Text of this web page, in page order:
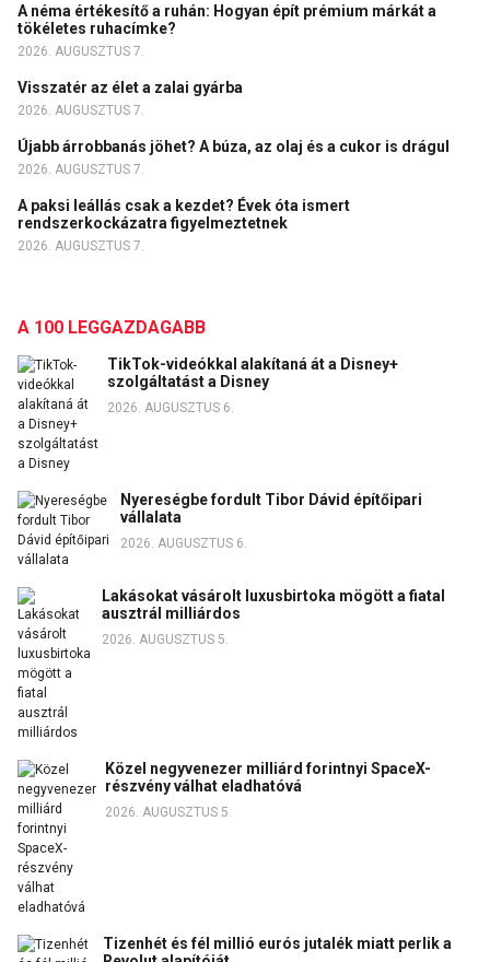
A néma értékesítő a ruhán: Hogyan épít prémium márkát a
tökéletes ruhacímke?
2026. AUGUSZTUS 7.
Visszatér az élet a zalai gyárba
2026. AUGUSZTUS 7.
Újabb árrobbanás jöhet? A búza, az olaj és a cukor is drágul
2026. AUGUSZTUS 7.
A paksi leállás csak a kezdet? Évek óta ismert
rendszerkockázatra figyelmeztetnek
2026. AUGUSZTUS 7.
A 100 LEGGAZDAGABB
TikTok-videókkal alakítaná át a Disney+
szolgáltatást a Disney
2026. AUGUSZTUS 6.
Nyereségbe fordult Tibor Dávid építőipari
vállalata
2026. AUGUSZTUS 6.
Lakásokat vásárolt luxusbirtoka mögött a fiatal
ausztrál milliárdos
2026. AUGUSZTUS 5.
Közel negyvenezer milliárd forintnyi SpaceX-
részvény válhat eladhatóvá
2026. AUGUSZTUS 5.
Tizenhét és fél millió eurós jutalék miatt perlik a